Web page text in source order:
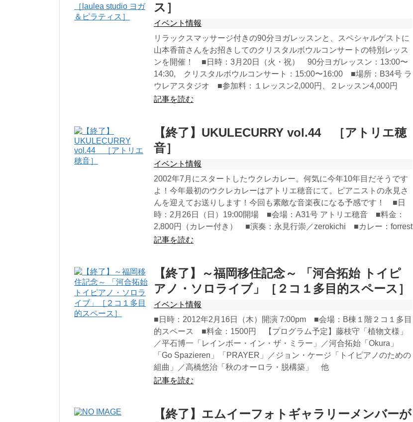
ス］
イベント情報
リラックスマッサージ付きの90分ヨガレッスンと、スペシャルゲストに
山本香苗さんをお招きしてのクリスタルボウルコンサートの特別レッス
ンを開催！ ■日時：3月20日（火・祝） 90分ヨガレッスン：13:00〜
14:30, クリスタルボウルコンサート：15:00〜16:00 ■場所：B34号 ラ
ウレアスタジオ ■参加料：１レッスン2,000円、２レッスン4,000円
記事を読む
【終了】UKULECURRY vol.44 ［アトリエ穂
音］
イベント情報
2002年7月にスタートしたウクレカレー。何気に今年10年目だそうです
よ！今年最初のウクレカレーはアトリエ穂音にて。ピアニストの永見さ
んを迎えてお送りします！今回も素敵な音楽夜になる予感です！ ■日
時：2月26日（日）19:00開場 ■会場：A31号 アトリエ穂音 ■料金：
2,800円（カレー付き） ■演奏：永見行崇／zerokichi ■カレー：forrest
記事を読む
【終了】～福岡移住記念～ 「河合拓始 トイピ
アノ・ソロライブ」［２コ１多目的スペース］
イベント情報
■日時：2012年2月16日（木）開演 7:00pm ■会場：B棟１階２コ１多目
的スペース ■料金：1500円 【プログラム予定】藤枝守「植物文様」
／平石博一「レインボー・イン・ザ・ミラー」／河合拓始「Okura」
「Go Spazieren」「PRAYER」／ジョン・ケージ「トイピアノのための
組曲」／高橋悠治「秋のオーロラ・脱構築」 他
記事を読む
【終了】エムイーフォトギャラリーメンバーが